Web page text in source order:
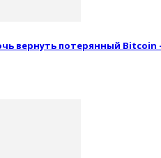
вернуть потерянный